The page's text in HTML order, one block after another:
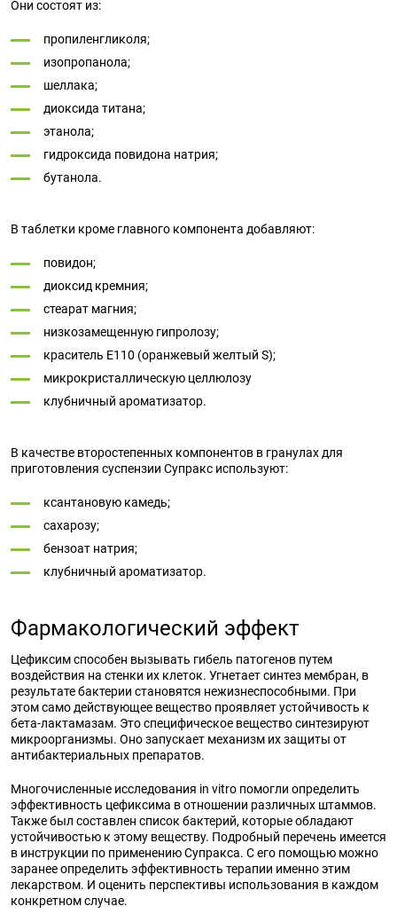
Они состоят из:
пропиленгликоля;
изопропанола;
шеллака;
диоксида титана;
этанола;
гидроксида повидона натрия;
бутанола.
В таблетки кроме главного компонента добавляют:
повидон;
диоксид кремния;
стеарат магния;
низкозамещенную гипролозу;
краситель Е110 (оранжевый желтый S);
микрокристаллическую целлюлозу
клубничный ароматизатор.
В качестве второстепенных компонентов в гранулах для
приготовления суспензии Супракс используют:
ксантановую камедь;
сахарозу;
бензоат натрия;
клубничный ароматизатор.
Фармакологический эффект
Цефиксим способен вызывать гибель патогенов путем
воздействия на стенки их клеток. Угнетает синтез мембран, в
результате бактерии становятся нежизнеспособными. При
этом само действующее вещество проявляет устойчивость к
бета-лактамазам. Это специфическое вещество синтезируют
микроорганизмы. Оно запускает механизм их защиты от
антибактериальных препаратов.
Многочисленные исследования in vitro помогли определить
эффективность цефиксима в отношении различных штаммов.
Также был составлен список бактерий, которые обладают
устойчивостью к этому веществу. Подробный перечень имеется
в инструкции по применению Супракса. С его помощью можно
заранее определить эффективность терапии именно этим
лекарством. И оценить перспективы использования в каждом
конкретном случае.